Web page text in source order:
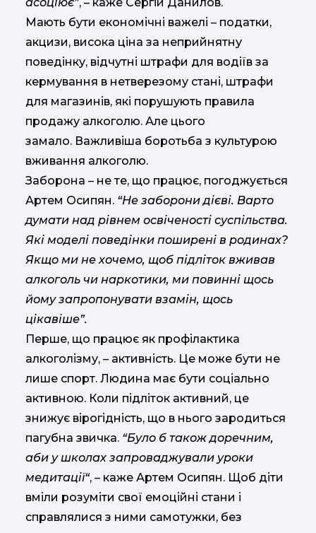
Мають бути економічні важелі – податки,
акцизи, висока ціна за неприйнятну
поведінку, відчутні штрафи для водіїв за
кермування в нетверезому стані, штрафи
для магазинів, які порушують правила
продажу алкоголю. Але цього
замало. Важливіша боротьба з культурою
вживання алкоголю.
Заборона – не те, що працює, погоджується
Артем Осипян. “Не заборони дієві. Варто
думати над рівнем освіченості суспільства.
Які моделі поведінки поширені в родинах?
Якщо ми не хочемо, щоб підліток вживав
алкоголь чи наркотики, ми повинні щось
йому запропонувати взамін, щось
цікавіше”.
Перше, що працює як профілактика
алкоголізму, – активність. Це може бути не
лише спорт. Людина має бути соціально
активною. Коли підліток активний, це
знижує вірогідність, що в нього зародиться
пагубна звичка. “Було б також доречним,
аби у школах запроваджували уроки
медитації“, – каже Артем Осипян. Щоб діти
вміли розуміти свої емоційні стани і
справлялися з ними самотужки, без